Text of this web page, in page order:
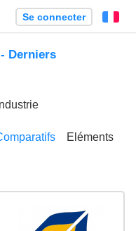
Se connecter
- Derniers
Eléments